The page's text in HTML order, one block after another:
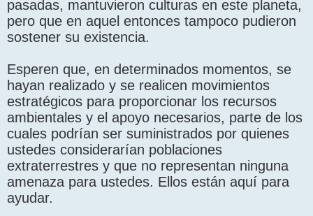
pasadas, mantuvieron culturas en este planeta,
pero que en aquel entonces tampoco pudieron
sostener su existencia.
Esperen que, en determinados momentos, se
hayan realizado y se realicen movimientos
estratégicos para proporcionar los recursos
ambientales y el apoyo necesarios, parte de los
cuales podrían ser suministrados por quienes
ustedes considerarían poblaciones
extraterrestres y que no representan ninguna
amenaza para ustedes. Ellos están aquí para
ayudar.